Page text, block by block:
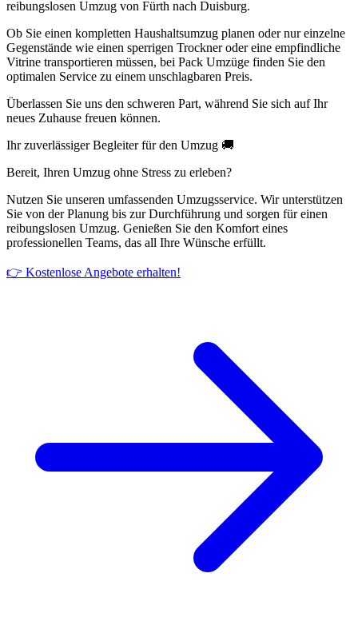
reibungslosen Umzug von Fürth nach Duisburg.
Ob Sie einen kompletten Haushaltsumzug planen oder nur einzelne
Gegenstände wie einen sperrigen Trockner oder eine empfindliche
Vitrine transportieren müssen, bei Pack Umzüge finden Sie den
optimalen Service zu einem unschlagbaren Preis.
Überlassen Sie uns den schweren Part, während Sie sich auf Ihr
neues Zuhause freuen können.
Ihr zuverlässiger Begleiter für den Umzug 🚚
Bereit, Ihren Umzug ohne Stress zu erleben?
Nutzen Sie unseren umfassenden Umzugsservice. Wir unterstützen
Sie von der Planung bis zur Durchführung und sorgen für einen
reibungslosen Umzug. Genießen Sie den Komfort eines
professionellen Teams, das all Ihre Wünsche erfüllt.
👉 Kostenlose Angebote erhalten!